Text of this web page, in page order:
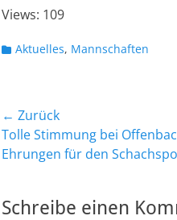
Views: 109
Kategorien
Aktuelles, Mannschaften
Beitragsnavigation
← Zurück
Vorheriger
Beitrag:
Tolle Stimmung bei
Ehrungen für den
Schreibe einen